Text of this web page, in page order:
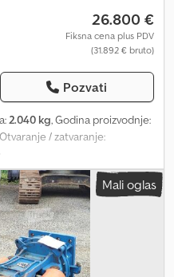
26.800 €
Fiksna cena plus PDV
(31.892 € bruto)
Pozvati
2.040 kg, Godina proizvodnje:
/ zatvaranje:
protok 150–250 l/min
maksimalni protok 25–60
Mali oglas